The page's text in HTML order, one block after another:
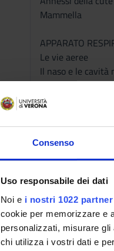
Consenso
Uso responsabile dei dati
Noi e i nostri 1022 partner
cookie per memorizzare e
personalizzati, misurare
chi utilizza i vostri dati e
Mammella
APPARATO
Le vie aeree
Il naso e le cavità
La laringe
Trachea e bronchi
La pleure
MEDIASTINO
APPARATO
Canale alimentare
Cavità orale
Vestibolo della